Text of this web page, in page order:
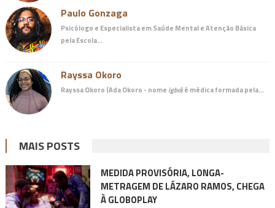
Paulo Gonzaga
Psicólogo e Especialista em Saúde Mental e Atenção Básica
pela Escola…
Rayssa Okoro
Rayssa Okoro (Ada Okoro - nome igbo) é médicaformada pela…
MAIS POSTS
MEDIDA PROVISÓRIA, LONGA-
METRAGEM DE LÁZARO RAMOS, CHEGA
À GLOBOPLAY